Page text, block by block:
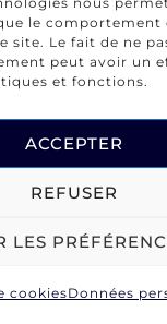
le comportement
site. Le fait de ne
peut avoir un
et fonctions.
ACCEPTER
REFUSER
LES
cookiesDonnées